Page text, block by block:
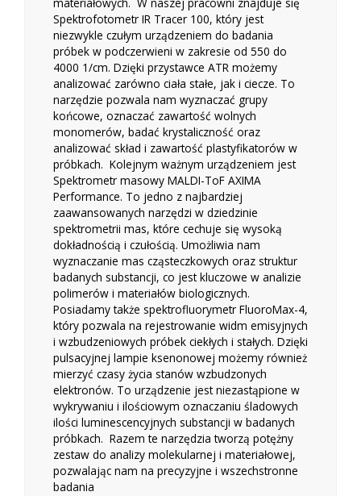
Spektrofotometr IR Tracer 100, który jest
niezwykle czułym urządzeniem do badania
próbek w podczerwieni w zakresie od 550 do
4000 1/cm. Dzięki przystawce ATR możemy
analizować zarówno ciała stałe, jak i ciecze. To
narzędzie pozwala nam wyznaczać grupy
końcowe, oznaczać zawartość wolnych
monomerów, badać krystaliczność oraz
analizować skład i zawartość plastyfikatorów w
próbkach. Kolejnym ważnym urządzeniem jest
Spektrometr masowy MALDI-ToF AXIMA
Performance. To jedno z najbardziej
zaawansowanych narzędzi w dziedzinie
spektrometrii mas, które cechuje się wysoką
dokładnością i czułością. Umożliwia nam
wyznaczanie mas cząsteczkowych oraz struktur
badanych substancji, co jest kluczowe w analizie
polimerów i materiałów biologicznych.
Posiadamy także spektrofluorymetr FluoroMax-4,
który pozwala na rejestrowanie widm emisyjnych
i wzbudzeniowych próbek ciekłych i stałych. Dzięki
pulsacyjnej lampie ksenonowej możemy również
mierzyć czasy życia stanów wzbudzonych
elektronów. To urządzenie jest niezastąpione w
wykrywaniu i ilościowym oznaczaniu śladowych
ilości luminescencyjnych substancji w badanych
próbkach. Razem te narzędzia tworzą potężny
zestaw do analizy molekularnej i materiałowej,
pozwalając nam na precyzyjne i wszechstronne
badania